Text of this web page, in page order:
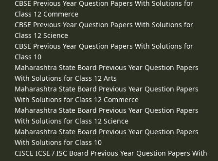
CBSE Previous Year Question Papers With Solutions for
Class 12 Commerce
CBSE Previous Year Question Papers With Solutions for
Class 12 Science
CBSE Previous Year Question Papers With Solutions for
Class 10
Maharashtra State Board Previous Year Question Papers
With Solutions for Class 12 Arts
Maharashtra State Board Previous Year Question Papers
With Solutions for Class 12 Commerce
Maharashtra State Board Previous Year Question Papers
With Solutions for Class 12 Science
Maharashtra State Board Previous Year Question Papers
With Solutions for Class 10
CISCE ICSE / ISC Board Previous Year Question Papers With